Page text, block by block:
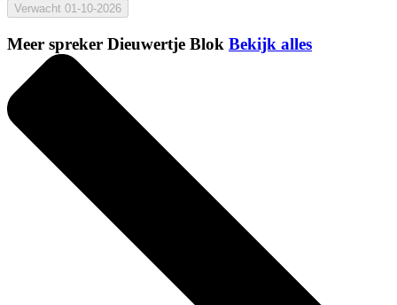
Verwacht 01-10-2026
Meer spreker Dieuwertje Blok Bekijk alles